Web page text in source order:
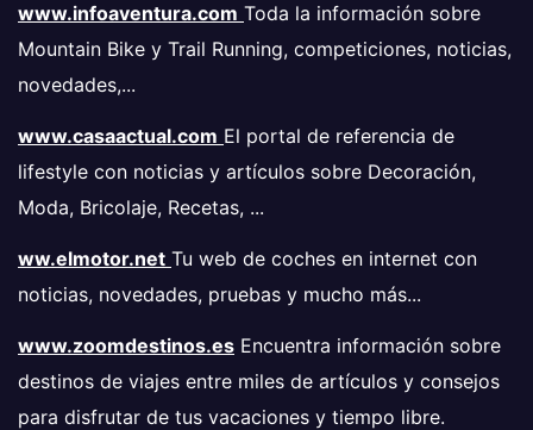
www.infoaventura.com Toda la información sobre
Mountain Bike y Trail Running, competiciones, noticias,
novedades,...
www.casaactual.com El portal de referencia de
lifestyle con noticias y artículos sobre Decoración,
Moda, Bricolaje, Recetas, ...
ww.elmotor.net Tu web de coches en internet con
noticias, novedades, pruebas y mucho más...
www.zoomdestinos.es Encuentra información sobre
destinos de viajes entre miles de artículos y consejos
para disfrutar de tus vacaciones y tiempo libre.